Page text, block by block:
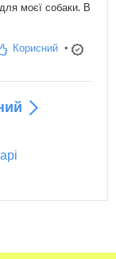
моєї собаки. В
Корисний •